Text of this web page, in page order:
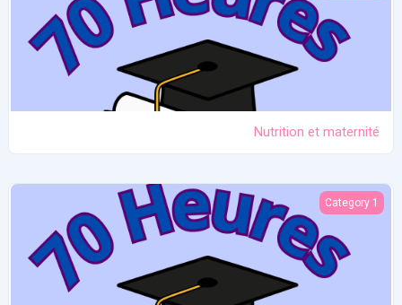
Nutrition et maternité
Lactariums et don de lait
Category 1